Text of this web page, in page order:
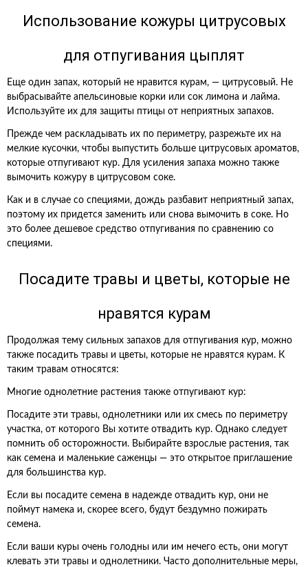
Использование кожуры цитрусовых
для отпугивания цыплят
Еще один запах, который не нравится курам, — цитрусовый. Не
выбрасывайте апельсиновые корки или сок лимона и лайма.
Используйте их для защиты птицы от неприятных запахов.
Прежде чем раскладывать их по периметру, разрежьте их на
мелкие кусочки, чтобы выпустить больше цитрусовых ароматов,
которые отпугивают кур. Для усиления запаха можно также
вымочить кожуру в цитрусовом соке.
Как и в случае со специями, дождь разбавит неприятный запах,
поэтому их придется заменить или снова вымочить в соке. Но
это более дешевое средство отпугивания по сравнению со
специями.
Посадите травы и цветы, которые не
нравятся курам
Продолжая тему сильных запахов для отпугивания кур, можно
также посадить травы и цветы, которые не нравятся курам. К
таким травам относятся:
Многие однолетние растения также отпугивают кур:
Посадите эти травы, однолетники или их смесь по периметру
участка, от которого Вы хотите отвадить кур. Однако следует
помнить об осторожности. Выбирайте взрослые растения, так
как семена и маленькие саженцы — это открытое приглашение
для большинства кур.
Если вы посадите семена в надежде отвадить кур, они не
поймут намека и, скорее всего, будут бездумно пожирать
семена.
Если ваши куры очень голодны или им нечего есть, они могут
клевать эти травы и однолетники. Часто дополнительные меры,